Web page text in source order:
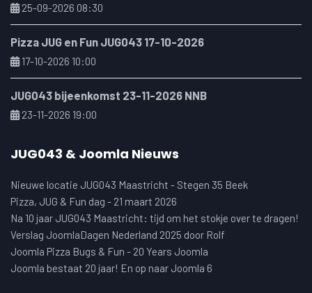
25-09-2026 08:30
Pizza JUG en Fun JUG043 17-10-2026
17-10-2026 10:00
JUG043 bijeenkomst 23-11-2026 NNB
23-11-2026 19:00
JUG043 & Joomla Nieuws
Nieuwe locatie JUG043 Maastricht - Stegen 35 Beek
Pizza, JUG & Fun dag - 21 maart 2026
Na 10 jaar JUG043 Maastricht: tijd om het stokje over te dragen!
Verslag JoomlaDagen Nederland 2025 door Rolf
Joomla Pizza Bugs & Fun - 20 Years Joomla
Joomla bestaat 20 jaar! En op naar Joomla 6